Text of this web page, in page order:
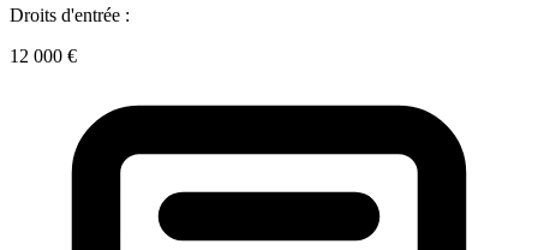
Droits d'entrée :
12 000 €